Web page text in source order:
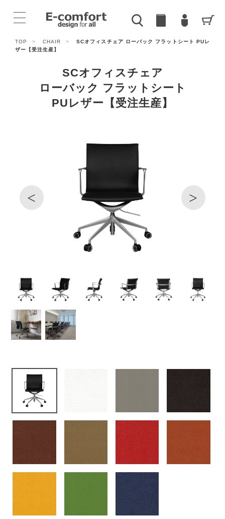
TOP > CHAIR >
SCオフィスチェア ローバック フラットシート PUレ
ザー【受注生産】
SCオフィスチェア
ローバック フラットシート
PUレザー【受注生産】
< >